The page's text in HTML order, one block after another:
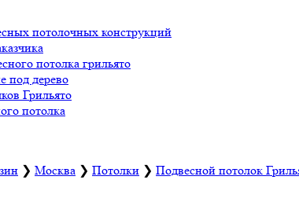
потолочных конструкций
потолка грильято
под дерево
Грильято
потолка
❯ Москва ❯ Потолки ❯ Подвесной потолок